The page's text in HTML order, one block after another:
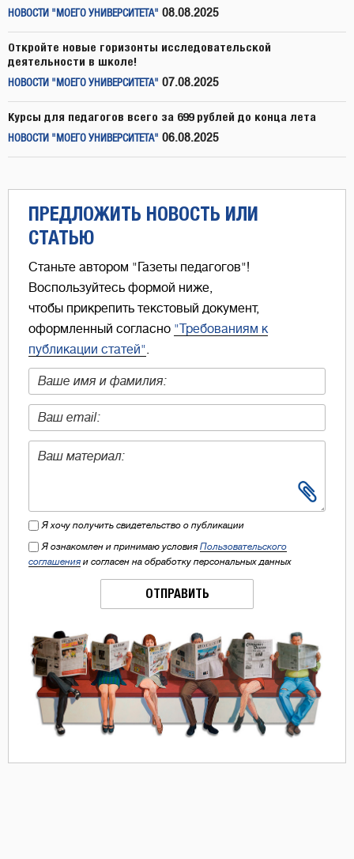
НОВОСТИ "МОЕГО УНИВЕРСИТЕТА" 08.08.2025
Откройте новые горизонты исследовательской
деятельности в школе!
НОВОСТИ "МОЕГО УНИВЕРСИТЕТА" 07.08.2025
Курсы для педагогов всего за 699 рублей до конца лета
НОВОСТИ "МОЕГО УНИВЕРСИТЕТА" 06.08.2025
ПРЕДЛОЖИТЬ НОВОСТЬ ИЛИ
СТАТЬЮ
Станьте автором "Газеты педагогов"!
Воспользуйтесь формой ниже,
чтобы прикрепить текстовый документ,
оформленный согласно "Требованиям к
публикации статей".
Я хочу получить свидетельство о публикации
Я ознакомлен и принимаю условия Пользовательского
соглашения и согласен на обработку персональных данных
ОТПРАВИТЬ